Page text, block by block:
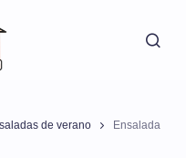
de verano
Ensalada